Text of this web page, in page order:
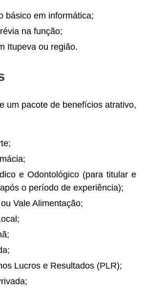
básico em informática;
na função;
Itupeva ou região.
um pacote de benefícios atrativo,
e Odontológico (para titular e
o período de experiência);
Vale Alimentação;
Lucros e Resultados (PLR);